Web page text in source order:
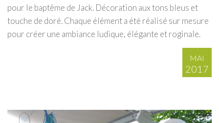
pour le baptême de Jack. Décoration aux tons bleus et
touche de doré. Chaque élément a été réalisé sur mesure
pour créer une ambiance ludique, élégante et roginale.
MAI
2017